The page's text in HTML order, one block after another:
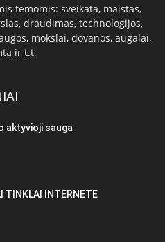
temomis: sveikata, maistas,
draudimas, technologijos,
mokslai, dovanos, augalai,
ir t.t.
aktyvioji sauga
TINKLAI INTERNETE